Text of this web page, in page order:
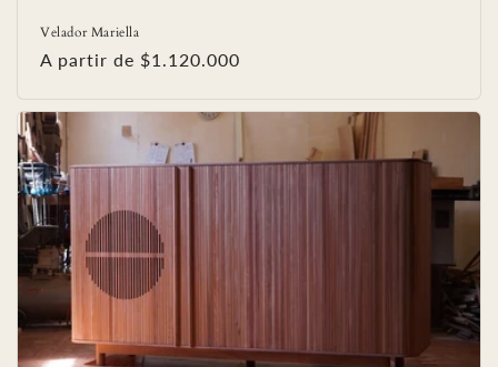
Velador Mariella
Precio
A partir de $1.120.000